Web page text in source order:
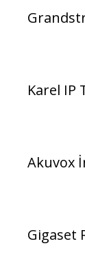
Karel IP
Akuvox
Gigaset